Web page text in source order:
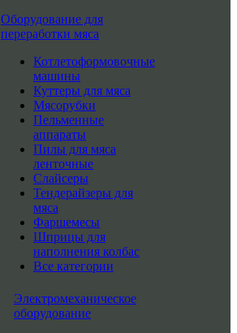
Оборудование для
переработки мяса
Котлетоформовочные
машины
Куттеры для мяса
Мясорубки
Пельменные
аппараты
Пилы для мяса
ленточные
Слайсеры
Тендерайзеры для
мяса
Фаршемесы
Шприцы для
наполнения колбас
Все категории
Электромеханическое
оборудование